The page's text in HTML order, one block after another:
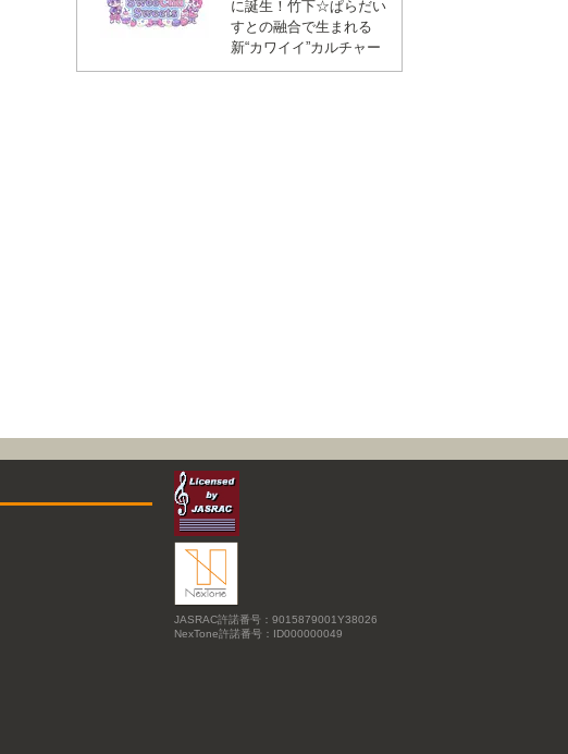
に誕生！竹下☆ぱらだい
すとの融合で生まれる
新“カワイイ”カルチャー
JASRAC許諾番号：9015879001Y38026
NexTone許諾番号：ID000000049